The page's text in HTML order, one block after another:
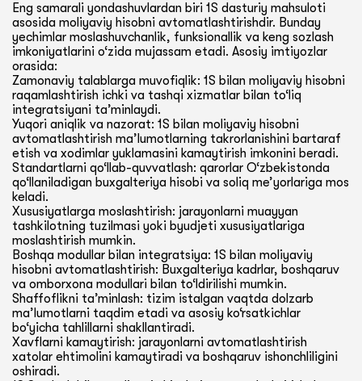
Eng samarali yondashuvlardan biri 1S dasturiy mahsuloti
asosida moliyaviy hisobni avtomatlashtirishdir. Bunday
yechimlar moslashuvchanlik, funksionallik va keng sozlash
imkoniyatlarini o‘zida mujassam etadi. Asosiy imtiyozlar
orasida:
Zamonaviy talablarga muvofiqlik: 1S bilan moliyaviy hisobni
raqamlashtirish ichki va tashqi xizmatlar bilan to‘liq
integratsiyani ta’minlaydi.
Yuqori aniqlik va nazorat: 1S bilan moliyaviy hisobni
avtomatlashtirish ma’lumotlarning takrorlanishini bartaraf
etish va xodimlar yuklamasini kamaytirish imkonini beradi.
Standartlarni qo‘llab-quvvatlash: qarorlar O‘zbekistonda
qo‘llaniladigan buxgalteriya hisobi va soliq me’yorlariga mos
keladi.
Xususiyatlarga moslashtirish: jarayonlarni muayyan
tashkilotning tuzilmasi yoki byudjeti xususiyatlariga
moslashtirish mumkin.
Boshqa modullar bilan integratsiya: 1S bilan moliyaviy
hisobni avtomatlashtirish: Buxgalteriya kadrlar, boshqaruv
va omborxona modullari bilan to‘ldirilishi mumkin.
Shaffoflikni ta’minlash: tizim istalgan vaqtda dolzarb
ma’lumotlarni taqdim etadi va asosiy ko‘rsatkichlar
bo‘yicha tahlillarni shakllantiradi.
Xavflarni kamaytirish: jarayonlarni avtomatlashtirish
xatolar ehtimolini kamaytiradi va boshqaruv ishonchliligini
oshiradi.